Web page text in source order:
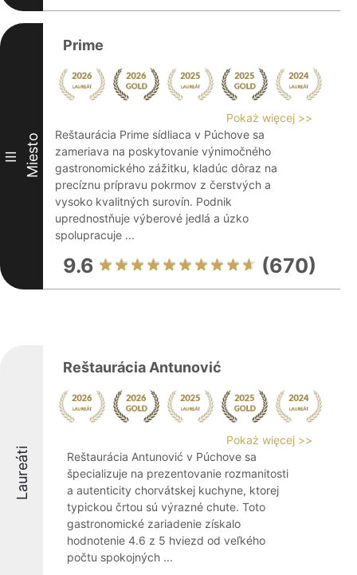
III Miesto
Prime
Pokaż więcej >>
Reštaurácia Prime sídliaca v Púchove sa
zameriava na poskytovanie výnimočného
gastronomického zážitku, kladúc dôraz na
precíznu prípravu pokrmov z čerstvých a
vysoko kvalitných surovín. Podnik
uprednostňuje výberové jedlá a úzko
spolupracuje ...
9.6 (670)
Laureáti
Reštaurácia Antunović
Pokaż więcej >>
Reštaurácia Antunović v Púchove sa
špecializuje na prezentovanie rozmanitosti
a autenticity chorvátskej kuchyne, ktorej
typickou črtou sú výrazné chute. Toto
gastronomické zariadenie získalo
hodnotenie 4.6 z 5 hviezd od veľkého
počtu spokojných ...